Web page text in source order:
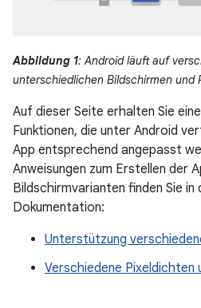
Abbildung 1: Android läuft auf
unterschiedlichen Bildschirmen und
Auf dieser Seite erhalten Sie
Funktionen, die unter Android
App entsprechend angepasst
Anweisungen zum Erstellen der
Bildschirmvarianten finden Sie in
Dokumentation:
Unterstützung
Verschiedene Pixeldichten